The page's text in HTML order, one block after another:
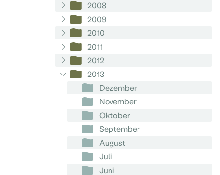
2008
2009
2010
2011
2012
2013
Dezember
November
Oktober
September
August
Juli
Juni